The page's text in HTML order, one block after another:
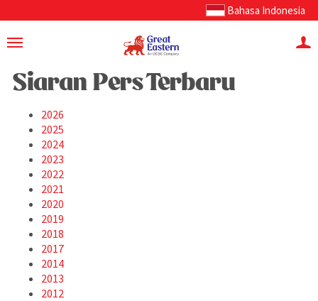
Bahasa Indonesia
Siaran Pers Terbaru
2026
2025
2024
2023
2022
2021
2020
2019
2018
2017
2014
2013
2012